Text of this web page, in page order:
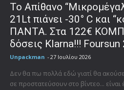
Το Απίθανο
21Lt πιάνει -30° C και
ΠΑΝΤΑ. Στα 122€
δόσεις Klarna!!! Foursun
Unpackman - 27 Ιουλίου 2026
Δεν θα πω πολλά εδώ γιατί θα
σε προστατεύσουν στο βίντεο... είναι